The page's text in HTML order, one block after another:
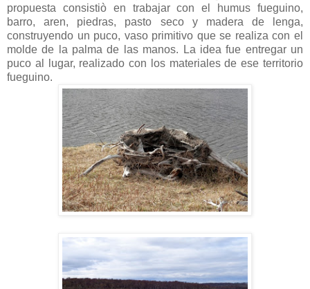
propuesta consistiò en trabajar con el humus fueguino,
barro, aren, piedras, pasto seco y madera de lenga,
construyendo un puco, vaso primitivo que se realiza con el
molde de la palma de las manos. La idea fue entregar un
puco al lugar, realizado con los materiales de ese territorio
fueguino.